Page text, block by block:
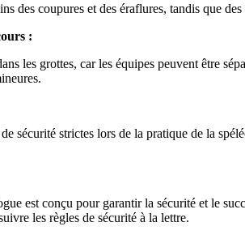
des coupures et des éraflures, tandis que
:
les grottes, car les équipes peuvent être
sécurité strictes lors de la pratique de la
est conçu pour garantir la sécurité et le
les règles de sécurité à la lettre.